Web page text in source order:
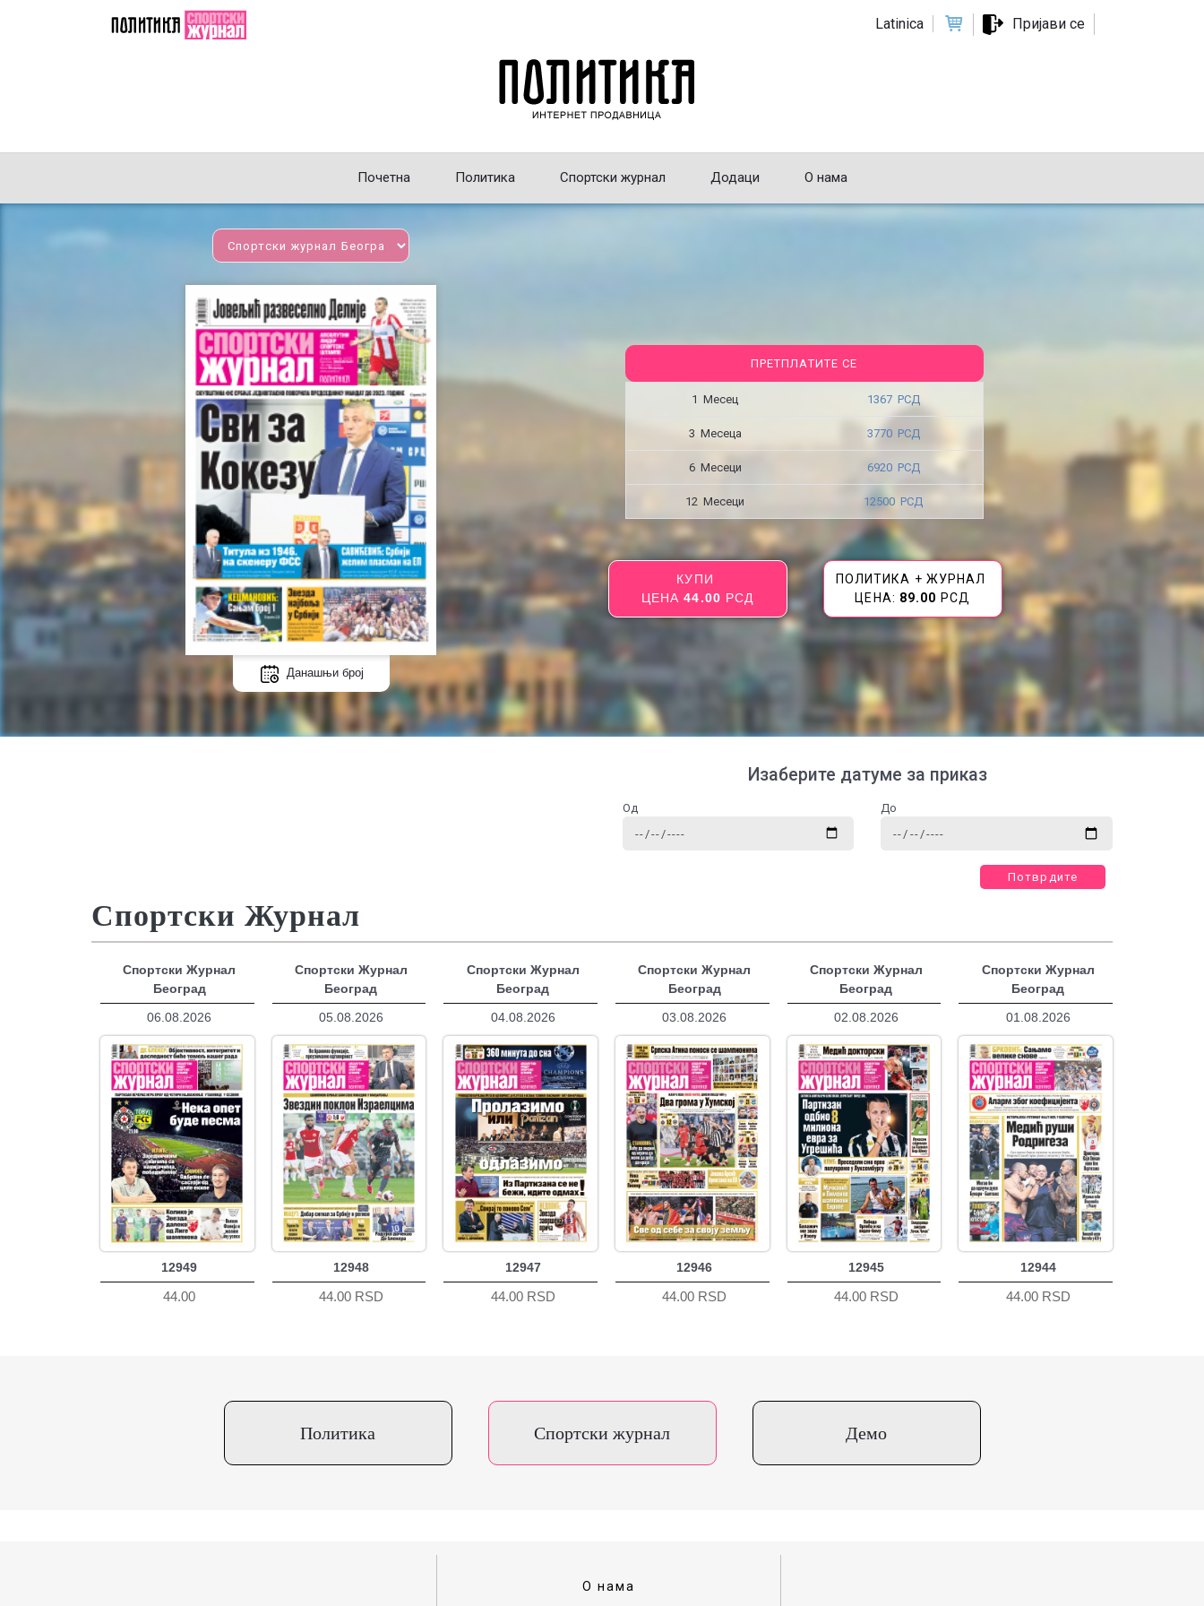
Latinica Пријави се
Почетна Политика Спортски журнал Додаци О нама
Данашњи број
ПРЕТПЛАТИТЕ СЕ
1 Месец 1367 РСД
3 Месецa 3770 РСД
6 Месеци 6920 РСД
12 Месеци 12500 РСД
КУПИ
ЦЕНА44.00 РСД
ПОЛИТИКА + ЖУРНАЛ
ЦЕНА: 89.00 РСД
Изаберите датуме за приказ
Од До
Потврдите
Спортски Журнал
Спортски Журнал
Београд
06.08.2026
12949
44.00
Спортски Журнал
Београд
05.08.2026
12948
44.00 RSD
Спортски Журнал
Београд
04.08.2026
12947
44.00 RSD
Спортски Журнал
Београд
03.08.2026
12946
44.00 RSD
Спортски Журнал
Београд
02.08.2026
12945
44.00 RSD
Спортски Журнал
Београд
01.08.2026
12944
44.00 RSD
Политика Спортски журнал Демо
О нама